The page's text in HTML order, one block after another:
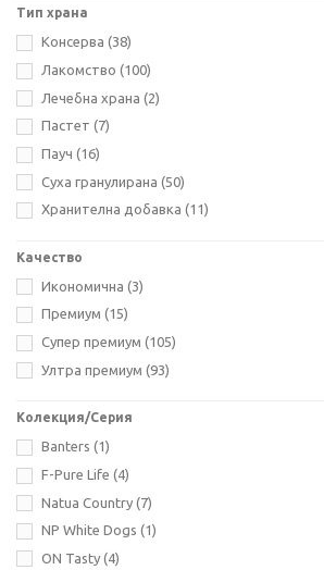
0.113(1)
0.120(3)
0.150 (40)
0.170(1)
0.185(1)
0.200(4)
0.235(1)
0.240(1)
0.270(1)
0.285(7)
0.300(4)
0.350(1)
0.390(1)
0.410(6)
0.800(15)
1.00(1)
2.00(13)
2.500(2)
3.00 (7)
Тип храна
Консерва (38)
Лакомство (100)
Лечебна храна (2)
Пастет (7)
Пауч (16)
Суха гранулирана (50)
Хранителна добавка (11)
Качество
Икономична (3)
Премиум (15)
Супер премиум (105)
Ултра премиум (93)
Колекция/Серия
Banters (1)
F-Pure Life (4)
Natua Country (7)
NP White Dogs (1)
ON Tasty (4)